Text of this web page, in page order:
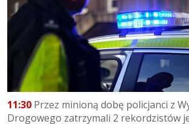
11:30 Przez minioną dobę policjanci z
Drogowego zatrzymali 2 rekordzistów